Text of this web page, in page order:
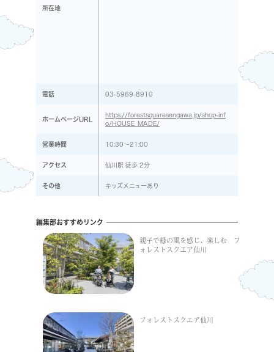
所在地
電話 03-5969-8910
ホームページURL
https://forestsquaresengawa.jp/shop-inf
o/HOUSE_MADE/
営業時間 10:30～21:00
アクセス 仙川駅 徒歩 2分
その他 キッズメニューあり
編集部おすすめリンク
親子で緑の風を感じ、楽しむ フ
ォレストスクエア仙川
フォレストスクエア仙川